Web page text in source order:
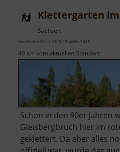
Hoffnung
Fundgrube
Klettergarten
Sachsen
aktuell vom 05.11.2023 / Zugriffe: 3685
49 km vom aktuellen Standort
Schon in den 90er Jahren
Gleisbergbruch hier im
geklettert. Da aber alles